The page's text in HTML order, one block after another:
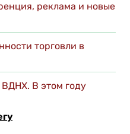
реклама и новые
торговли в
ВДНХ. В этом году